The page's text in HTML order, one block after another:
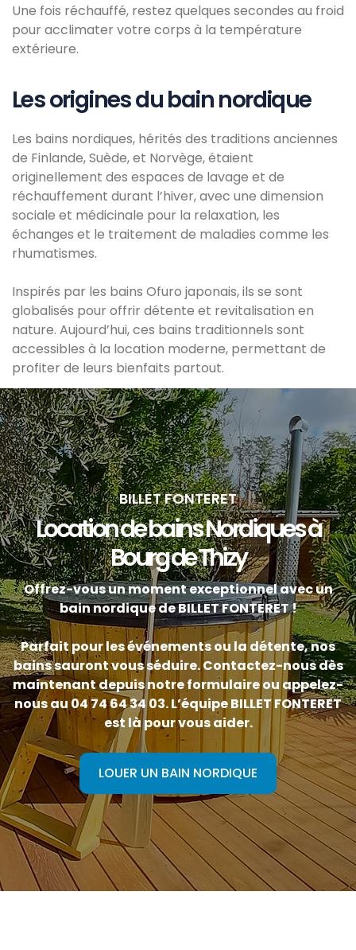
Une fois réchauffé, restez quelques secondes au froid
pour acclimater votre corps à la température
extérieure.
Les origines du bain nordique
Les bains nordiques, hérités des traditions anciennes
de Finlande, Suède, et Norvège, étaient
originellement des espaces de lavage et de
réchauffement durant l’hiver, avec une dimension
sociale et médicinale pour la relaxation, les
échanges et le traitement de maladies comme les
rhumatismes.
Inspirés par les bains Ofuro japonais, ils se sont
globalisés pour offrir détente et revitalisation en
nature. Aujourd’hui, ces bains traditionnels sont
accessibles à la location moderne, permettant de
profiter de leurs bienfaits partout.
BILLET FONTERET
Location de bains Nordiques à
Bourg de Thizy
Offrez-vous un moment exceptionnel avec un
bain nordique de BILLET FONTERET !
Parfait pour les événements ou la détente, nos
bains sauront vous séduire. Contactez-nous dès
maintenant depuis notre formulaire ou appelez-
nous au 04 74 64 34 03.L’équipe BILLET FONTERET
est là pour vous aider.
LOUER UN BAIN NORDIQUE